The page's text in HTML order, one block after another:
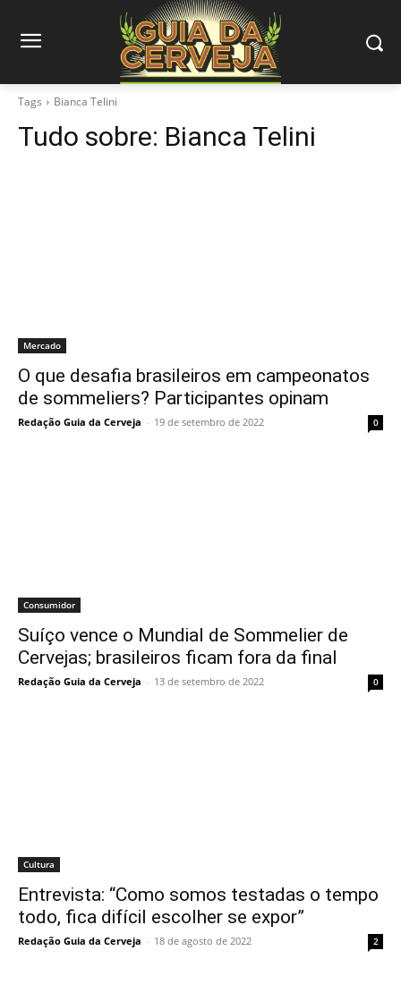
Tags Bianca Telini
Tudo sobre: Bianca Telini
Mercado
O que desafia brasileiros em campeonatos
de sommeliers? Participantes opinam
Redação Guia da Cerveja - 19 de setembro de 2022 0
Consumidor
Suíço vence o Mundial de Sommelier de
Cervejas; brasileiros ficam fora da final
Redação Guia da Cerveja - 13 de setembro de 2022 0
Cultura
Entrevista: “Como somos testadas o tempo
todo, fica difícil escolher se expor”
Redação Guia da Cerveja - 18 de agosto de 2022 2